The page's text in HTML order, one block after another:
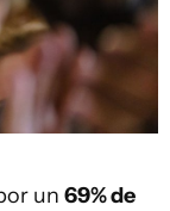
un 69% de